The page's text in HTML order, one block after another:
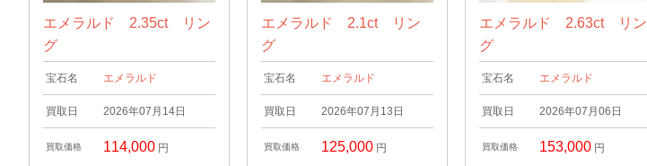
エメラルド 2.35ct リン
グ
宝石名 エメラルド
買取日 2026年07月14日
買取価格 114,000 円
エメラルド 2.1ct リン
グ
宝石名 エメラルド
買取日 2026年07月13日
買取価格 125,000 円
エメラルド 2.63ct リン
グ
宝石名 エメラルド
買取日 2026年07月06日
買取価格 153,000 円